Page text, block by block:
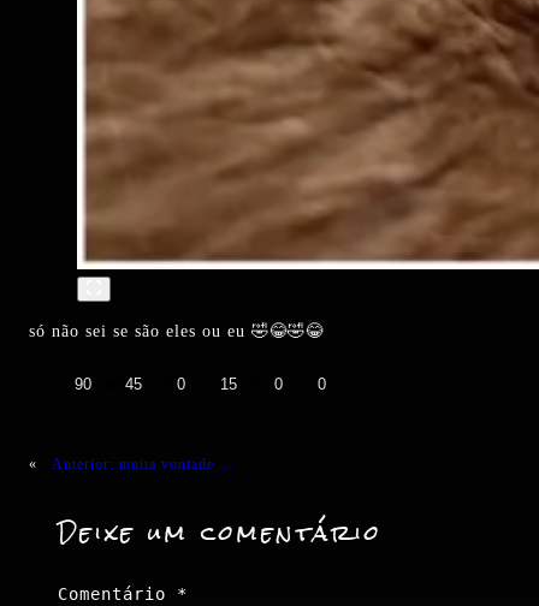
só não sei se são eles ou eu 🤣😂🤣😂
90 45 0 15 0 0
« Anterior: muita vontade …
Deixe um comentário
Comentário *